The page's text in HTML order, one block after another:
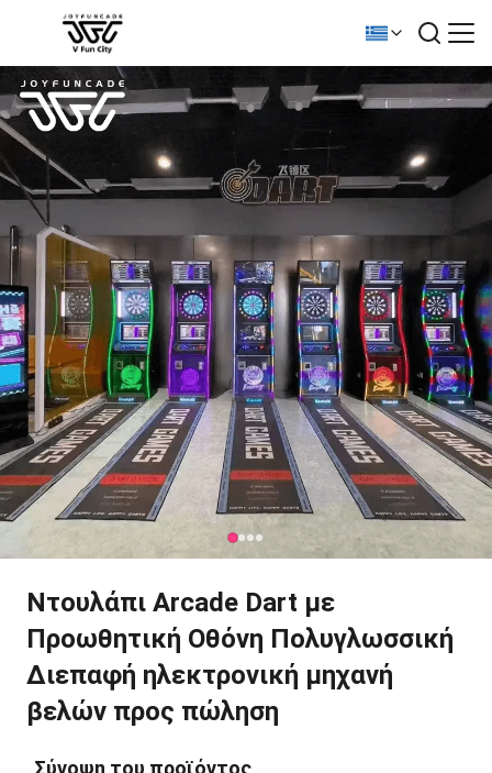
Ντουλάπι Arcade Dart με
Προωθητική Οθόνη Πολυγλωσσική
Διεπαφή ηλεκτρονική μηχανή
βελών προς πώληση
Σύνοψη του προϊόντος